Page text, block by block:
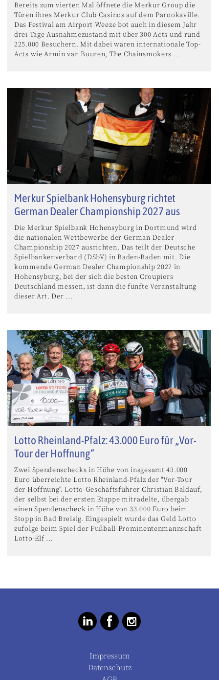
Bereits zum vierten Mal öffnete die Merkur Group die
Türen ihres Merkur Club Casinos auf dem Parookaville.
Das Festival am Airport Weeze bot auch in diesem Jahr
drei Tage Ausnahmezustand mit über 300 Acts und rund
225.000 Besuchern. Mit dabei waren internationale Top-
Acts wie Armin van Buuren, The Chainsmokers ...
Merkur Spielbank Hohensyburg richtet
German Dealer Championship 2027 aus
Die Merkur Spielbank Hohensyburg in Dortmund wird
die nationalen Wettbewerbe der German Dealer
Championship 2027 ausrichten. Das teilt der Deutsche
Spielbankenverband (DSbV) in Baden-Baden mit. Die
kommende German Dealer Championship 2027 in
Hohensyburg, bei der sich die besten Croupiers
Deutschland messen, ist dann die fünfte Veranstaltung
dieser Art. Der ...
Lotto Rheinland-Pfalz: 43.000 Euro für „Vor-
Tour der Hoffnung“
Zwei Spendenschecks in Höhe von insgesamt 43.000
Euro überreichte Lotto Rheinland-Pfalz der "Vor-Tour
der Hoffnung". Lotto-Geschäftsführer Christian Baldauf,
der selbst bei der ersten Etappe mitradelte, übergab
einen Spendenscheck in Höhe von 33.000 Euro beim
Stopp in Bad Breisig. Eingespielt wurde das Geld Lotto
zufolge beim Spiel der Fußball-Prominentenmannschaft
Lotto-Elf ...
Impressum
Datenschutz